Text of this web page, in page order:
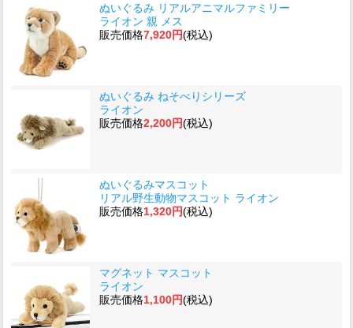
ぬいぐるみ リアルアニマルファミリー
ライオン 親 メス
販売価格7,920円(税込)
ぬいぐるみ ねそべりシリーズ
ライオン
販売価格2,200円(税込)
ぬいぐるみマスコット
リアル野生動物マスコット ライオン
販売価格1,320円(税込)
マグネット マスコット
ライオン
販売価格1,100円(税込)